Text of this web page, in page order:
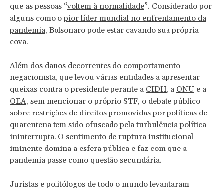
que as pessoas “voltem à normalidade”. Considerado por
alguns como opior líder mundial no enfrentamento da
pandemia, Bolsonaro pode estar cavando sua própria
cova.
Além dos danos decorrentes do comportamento
negacionista, que levou várias entidades a apresentar
queixas contra o presidente perante a CIDH, a ONU e a
OEA, sem mencionar o próprio STF, o debate público
sobre restrições de direitos promovidas por políticas de
quarentena tem sido ofuscado pela turbulência política
ininterrupta. O sentimento de ruptura institucional
iminente domina a esfera pública e faz com que a
pandemia passe como questão secundária.
Juristas e politólogos de todo o mundo levantaram